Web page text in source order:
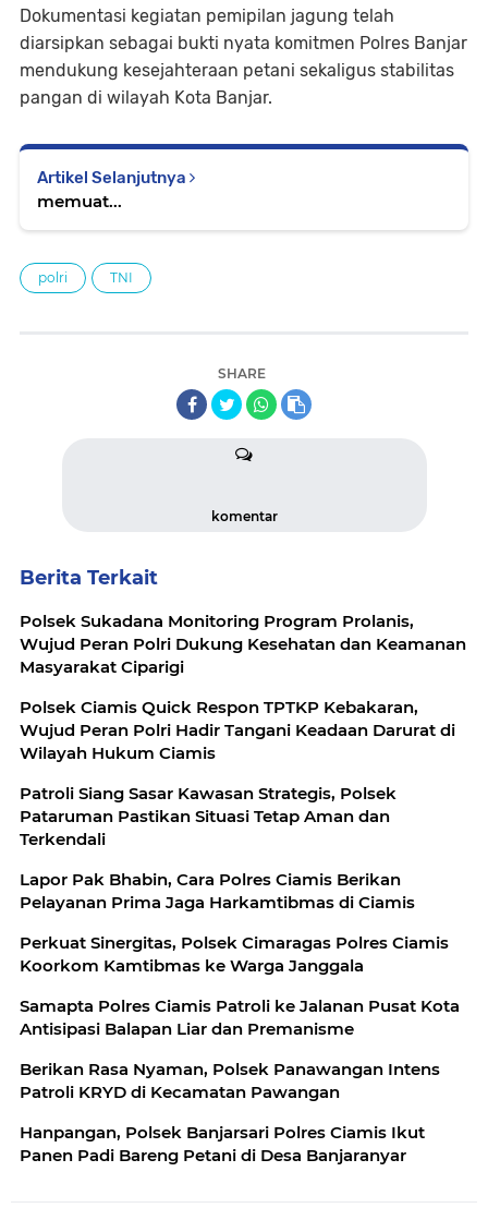
Dokumentasi kegiatan pemipilan jagung telah
diarsipkan sebagai bukti nyata komitmen Polres Banjar
mendukung kesejahteraan petani sekaligus stabilitas
pangan di wilayah Kota Banjar.
Artikel Selanjutnya
memuat...
polri TNI
SHARE
komentar
Berita Terkait
Polsek Sukadana Monitoring Program Prolanis,
Wujud Peran Polri Dukung Kesehatan dan Keamanan
Masyarakat Ciparigi
Polsek Ciamis Quick Respon TPTKP Kebakaran,
Wujud Peran Polri Hadir Tangani Keadaan Darurat di
Wilayah Hukum Ciamis
Patroli Siang Sasar Kawasan Strategis, Polsek
Pataruman Pastikan Situasi Tetap Aman dan
Terkendali
Lapor Pak Bhabin, Cara Polres Ciamis Berikan
Pelayanan Prima Jaga Harkamtibmas di Ciamis
Perkuat Sinergitas, Polsek Cimaragas Polres Ciamis
Koorkom Kamtibmas ke Warga Janggala
Samapta Polres Ciamis Patroli ke Jalanan Pusat Kota
Antisipasi Balapan Liar dan Premanisme
Berikan Rasa Nyaman, Polsek Panawangan Intens
Patroli KRYD di Kecamatan Pawangan
Hanpangan, Polsek Banjarsari Polres Ciamis Ikut
Panen Padi Bareng Petani di Desa Banjaranyar